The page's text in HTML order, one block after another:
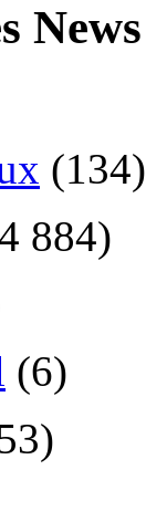
News
(134)
884)
(6)